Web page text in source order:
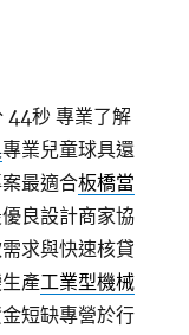
44秒 專業了解
專業兒童球具還
最適合板橋當
良設計商家協
求與快速核貸
產工業型機械
短缺專營於行